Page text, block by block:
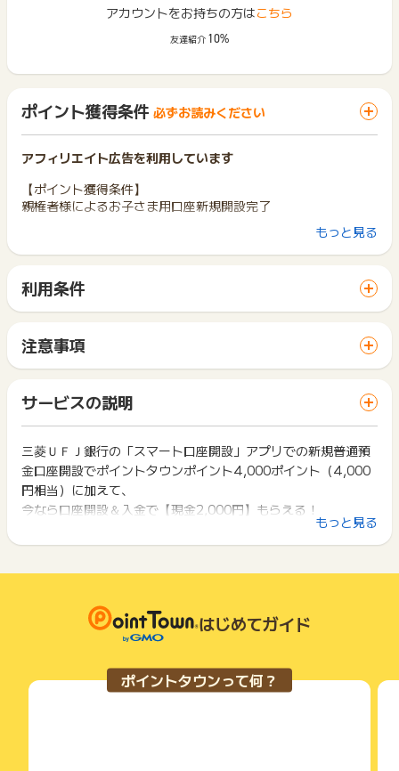
アカウントをお持ちの方はこちら
友達紹介 10%
ポイント獲得条件 必ずお読みください
アフィリエイト広告を利用しています
【ポイント獲得条件】
親権者様によるお子さま用口座新規開設完了
「スマート口座開設」アプリ経由で口座開設申込後、30日以内
に口座開設した方が対象です。
以下全ての条件を満たした方が対象です。
・「三菱ＵＦＪ銀行」にて初めて円普通預金口座の開設申込み
・「スマート口座開設」アプリを初めてダウンロードされる方
（削除後、改めて本広告からインストールした場合を含みま
す）
・「スマート口座開設」アプリ経由で口座開設申込み後、30日
以内の口座開設完了に至った方
※15歳未満もしくは中学生の場合、親権者さまの代理申込みが
必要です
※15歳以上（中学生除く）の場合、ご本人さまによるお申込み
となり、本広告は対象外となります
※15歳以上（中学生除く）の方は、
預金口座開設」 の広告からお申し込みください
1点目：マイナンバーカード等
1点目：マイナンバーカードor運転免許証等
2点目：スマートフォン（ショートメッセージ（SMS）の受け
取りができる親権者さまのもの）
※運転免許証の裏面備考欄に紙の貼付があるものは、利用できま
もっと見る
利用条件
サイトに移動してからお申し込みやお買い物が完了するまでの
間に、同じブラウザ（※）で他のサイトに移動した場合はポイン
ト獲得ができません。
「 口座開設でポイントGET 」ボタンを押した時とサービス・
お買い物利用時で、デバイス・ブラウザが異なる場合はポイン
ト獲得ができません。
2回以上同じお買い物・サービスをご利用される場合は、毎回
ポイントタウンに戻り、「 口座開設でポイントGET 」ボタン
を押してからご利用ください。
下記の事項に該当する場合、広告主側で対象外とみなし、「獲
い物を複数回ご利用された場合
て一度でも同サービス・お買い物を利用されたことがある場合
ご利用前には、Cookieの削除をおこなっていただくことを推奨
サービス・お買い物利用時にお電話など2つ以上の申し込み方
法がある場合、必ずサイト上のWEBフォームからお申し込みく
注意事項
一部のサービスにつきましては、1商品につき10円単位の金額
は切り捨てとなります。
ポイント獲得が1ポイント未満のものは切り捨てとなり、ポイ
ント履歴には記載されません。
原則として広告主側のポイント等を利用して支払われた金額分
につきましては、ポイントタウンのポイント獲得の対象には含
まれません。
広告主が運営しているサービスの都合もしくは会員様の都合で
商品の交換や一部でもキャンセルされた場合、ポイントが無効
になる可能性もございます。
条件を達成しているかどうかは各広告主ではなく、代理店が行
っているため、広告主はポイントに関する詳細を把握しており
そのため、ポイントタウンのポイントに関するお問い合わせを
広告主様に直接行わないようお願いいたします。
サービスの説明
三菱ＵＦＪ銀行の「スマート口座開設」アプリでの新規普通預
金口座開設でポイントタウンポイント4,000ポイント（4,000
円相当）に加えて、
今なら口座開設＆入金で【現金2,000円】もらえる！
ポイントタウンポイントと合わせて最大6,000円相当もらえ
る！
＜お子さま口座の便利な使い方＞
特徴1 お子さま口座の入出金が便利！
当行ATMなら毎日8時45分～21時まで利用手数料無料（※）！
もっと見る
はじめてガイド
ポイントタウンって何？